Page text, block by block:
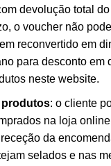
devolução total
o voucher não
reconvertido em
para desconto em
neste website.
produtos: o cliente
na loja
da
selados e nas